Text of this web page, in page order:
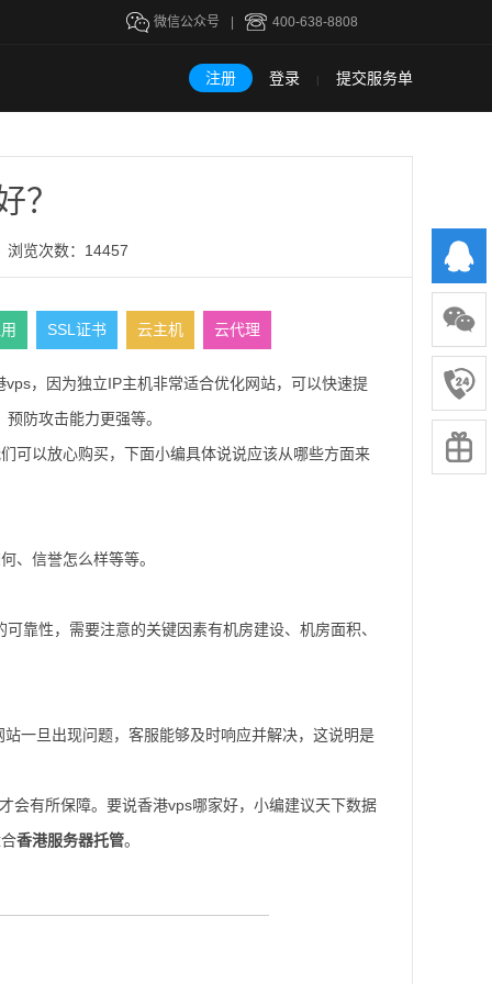
400-638-8808
微信公众号
注册 登录 | 提交服务单
？
浏览次数：14457
SSL证书 云主机 云代理
，因为独立IP主机非常适合优化网站，可以快速提
防攻击能力更强等。
可以放心购买，下面小编具体说说应该从哪些方面来
、信誉怎么样等等。
靠性，需要注意的关键因素有机房建设、机房面积、
一旦出现问题，客服能够及时响应并解决，这说明是
会有所保障。要说香港vps哪家好，小编建议天下数据
香港服务器托管。